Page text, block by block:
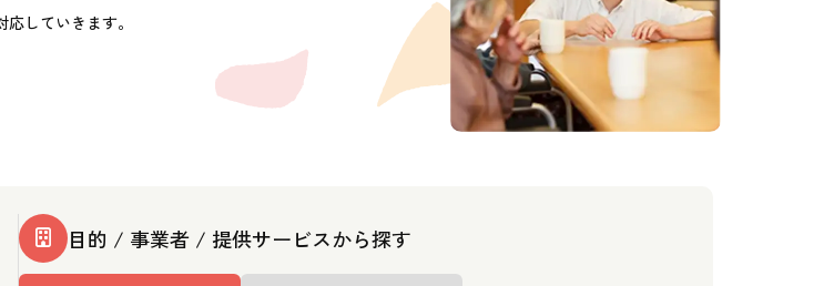
していきます。
目的 / 事業者 / 提供サービスから探す